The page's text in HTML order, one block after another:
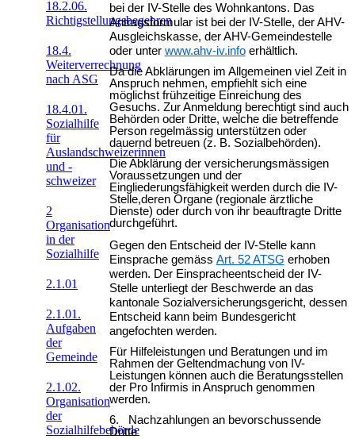
18.2.06.
Richtigstellungsbegehren
18.4.
Weiterverrechnung
nach ASG
18.4.01.
Sozialhilfe
für
Auslandschweizerinnen
und -
schweizer
2
Organisation
in der
Sozialhilfe
2.1.01
2.1.01.
Aufgaben
der
Gemeinde
2.1.02.
Organisation
der
Sozialhilfebehörde
bei der IV-Stelle des Wohnkantons. Das
Antragsformular ist bei der IV-Stelle, der AHV-
Ausgleichskasse, der AHV-Gemeindestelle
oder unter www.ahv-iv.infoerhältlich.
Da die Abklärungen im Allgemeinen viel Zeit in
Anspruch nehmen, empfiehlt sich eine
möglichst frühzeitige Einreichung des
Gesuchs. Zur Anmeldung berechtigt sind auch
Behörden oder Dritte, welche die betreffende
Person regelmässig unterstützen oder
dauernd betreuen (z. B. Sozialbehörden).
Die Abklärung der versicherungsmässigen
Voraussetzungen und der
Eingliederungsfähigkeit werden durch die IV-
Stelle,deren Organe (regionale ärztliche
Dienste) oder durch von ihr beauftragte Dritte
durchgeführt.
Gegen den Entscheid der IV-Stelle kann
Einsprache gemäss Art. 52 ATSG erhoben
werden. Der Einspracheentscheid der IV-
Stelle unterliegt der Beschwerde an das
kantonale Sozialversicherungsgericht, dessen
Entscheid kann beim Bundesgericht
angefochten werden.
Für Hilfeleistungen und Beratungen und im
Rahmen der Geltendmachung von IV-
Leistungen können auch die Beratungsstellen
der Pro Infirmis in Anspruch genommen
werden.
6. Nachzahlungen an bevorschussende
Dritte